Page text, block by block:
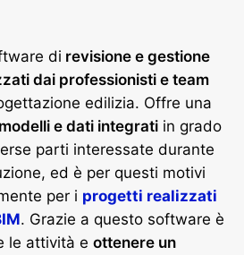
di revisione e gestione
dai professionisti e team
edilizia. Offre una
e dati integrati in grado
parti interessate durante
ed è per questi motivi
per i progetti realizzati
. Grazie a questo software è
le attività e ottenere un